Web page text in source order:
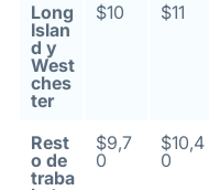
Long
Islan
d y
West
ches
ter
$10 $11
Rest
o de
traba
$9,7
0
$10,4
0